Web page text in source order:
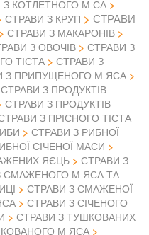
З КОТЛЕТНОГО М СА
СТРАВИ З КРУП
СТРАВИ
СТРАВИ З МАКАРОНІВ
З ОВОЧІВ
СТРАВИ З
ТІСТА
СТРАВИ З
З ПРИПУЩЕНОГО М ЯСА
СТРАВИ З ПРОДУКТІВ
СТРАВИ З ПРОДУКТІВ
З ПРІСНОГО ТІСТА
СТРАВИ З РИБНОЇ
СІЧЕНОЇ МАСИ
ЯЄЦЬ
СТРАВИ З
СМАЖЕНОГО М ЯСА ТА
СТРАВИ З СМАЖЕНОЇ
СТРАВИ З СІЧЕНОГО
СТРАВИ З ТУШКОВАНИХ
М ЯСА